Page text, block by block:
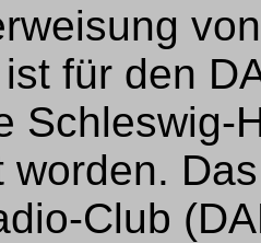
für den
Schleswig-
worden.
Club